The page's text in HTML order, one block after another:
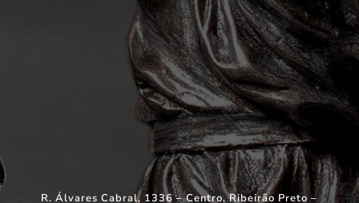
R. Álvares Cabral, 1336 – Centro, Ribeirão Preto –